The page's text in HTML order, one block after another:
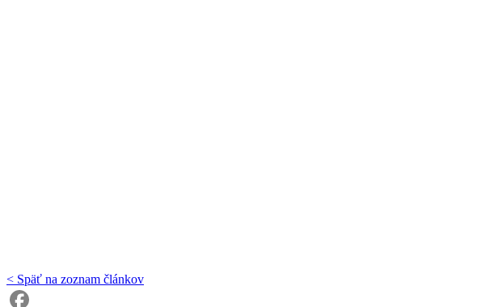
< Späť na zoznam článkov